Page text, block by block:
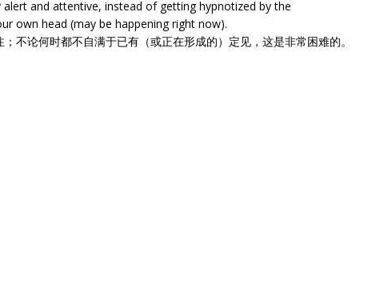
and attentive, instead of getting hypnotized by the
own head (may be happening right now).
不论何时都不自满于已有（或正在形成的）定见，这是非常困难的。